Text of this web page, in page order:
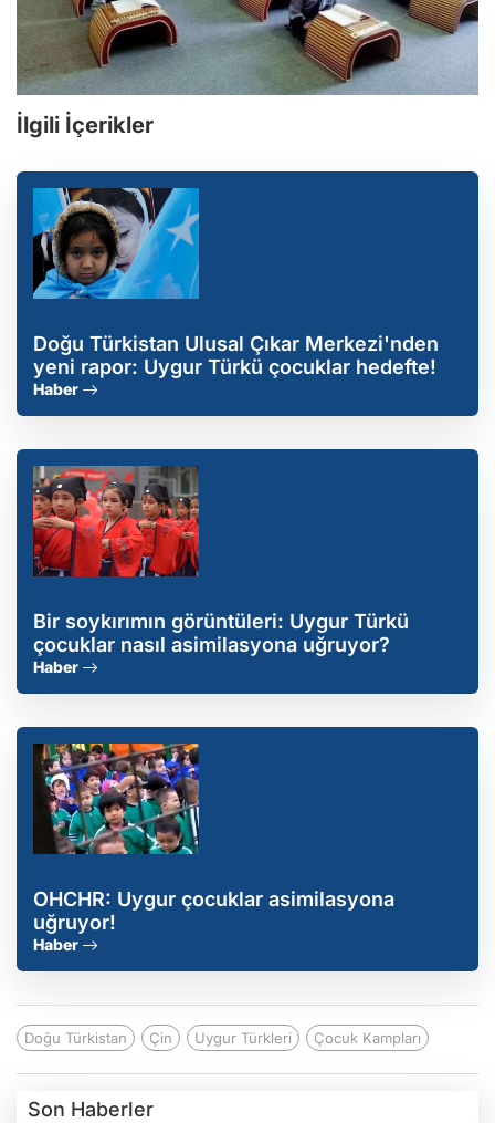
İlgili İçerikler
Doğu Türkistan Ulusal Çıkar Merkezi'nden
yeni rapor: Uygur Türkü çocuklar hedefte!
Haber
Bir soykırımın görüntüleri: Uygur Türkü
çocuklar nasıl asimilasyona uğruyor?
Haber
OHCHR: Uygur çocuklar asimilasyona
uğruyor!
Haber
Doğu Türkistan Çin Uygur Türkleri Çocuk Kampları
Son Haberler